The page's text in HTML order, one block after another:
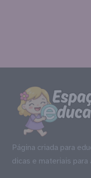
Página criada para
dicas e materiais